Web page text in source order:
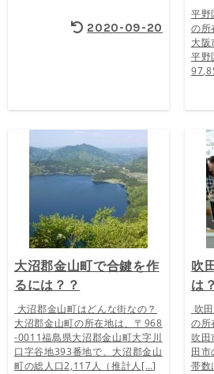
2020-09-20
平野
の所
大阪
平野
大沼郡金山町で合鍵を作
るには？？
大沼郡金山町はどんな街なの？
大沼郡金山町の所在地は、〒968
-0011福島県大沼郡金山町大字川
口字谷地393番地で、大沼郡金山
町の総人口2,117人（推計人[…]
吹
は
吹
の所
吹
田
帯